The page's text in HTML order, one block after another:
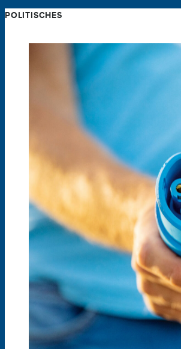
POLITISCHES